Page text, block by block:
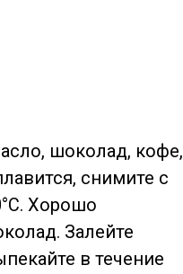
шоколад, кофе,
снимите с
Хорошо
Залейте
в течение